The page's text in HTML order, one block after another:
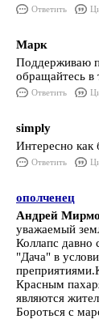
Ответить
Марк
Поддерживаю
обращайтесь в
Ответить
simply
Интересно как
Ответить
ополченец
Андрей
уважаемый
Коллапс давно
"Дача" в
Красным
являются
Бороться с